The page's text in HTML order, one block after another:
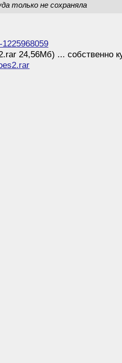
только не сохраняла
24,56Мб) ... собственно